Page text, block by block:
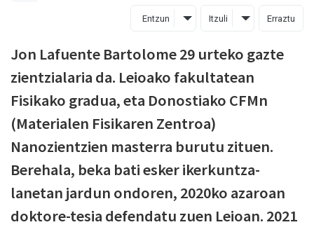
Entzun Itzuli Erraztu
Jon Lafuente Bartolome 29 urteko gazte
zientzialaria da. Leioako fakultatean
Fisikako gradua, eta Donostiako CFMn
(Materialen Fisikaren Zentroa)
Nanozientzien masterra burutu zituen.
Berehala, beka bati esker ikerkuntza-
lanetan jardun ondoren, 2020ko azaroan
doktore-tesia defendatu zuen Leioan. 2021